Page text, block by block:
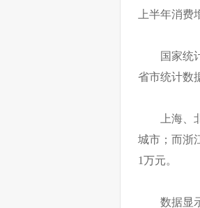
上半年消
国家统
省市统计数
上海
城市；而浙
1万元。
数据显